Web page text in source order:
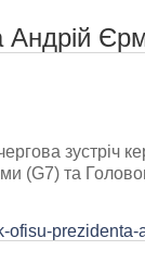
зустріч
(G7) та
ofisu-